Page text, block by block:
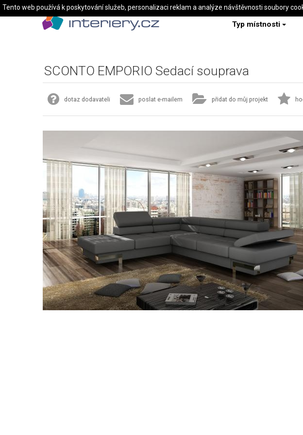
Typ místnosti
SCONTO EMPORIO Sedací souprava
dotaz dodavateli poslat e-mailem přidat do můj projekt
Tento web používá k poskytování služeb, personalizaci reklam a analýze návštěvnosti soubory